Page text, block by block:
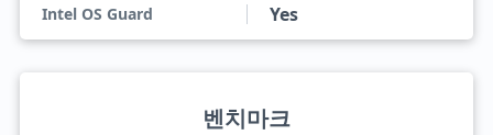
Intel OS Guard Yes
벤치마크